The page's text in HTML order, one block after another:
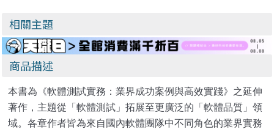
Big Ideas Behind
Reliable, Scalable,
and Maintainable
Systems)
相關主題
商品描述
本書為《軟體測試實務：業界成功案例與高效實踐》之延伸
著作，主題從「軟體測試」拓展至更廣泛的「軟體品質」領
域。各章作者皆為來自國內軟體團隊中不同角色的業界實務